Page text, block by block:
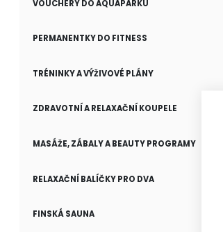
VOUCHERY DO AQUAPARKU
PERMANENTKY DO FITNESS
TRÉNINKY A VÝŽIVOVÉ PLÁNY
ZDRAVOTNÍ A RELAXAČNÍ KOUPELE
MASÁŽE, ZÁBALY A BEAUTY PROGRAMY
RELAXAČNÍ BALÍČKY PRO DVA
FINSKÁ SAUNA